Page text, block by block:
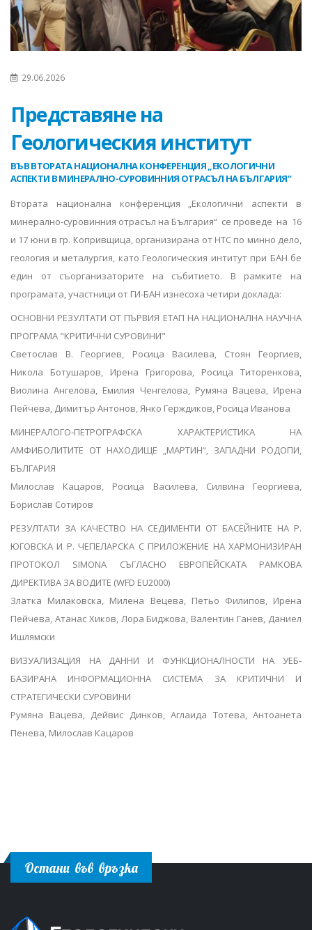
29.06.2026
Представяне на
Геологическия институт
ВЪВ ВТОРАТА НАЦИОНАЛНА КОНФЕРЕНЦИЯ „ЕКОЛОГИЧНИ
АСПЕКТИ В МИНЕРАЛНО-СУРОВИННИЯ ОТРАСЪЛ НА БЪЛГАРИЯ“
Втората национална конференция „Екологични аспекти в
минерално-суровинния отрасъл на България“ се проведе на 16
и 17 юни в гр. Копривщица, организирана от НТС по минно дело,
геология и металургия, като Геологическия интитут при БАН бе
един от съорганизаторите на събитието. В рамките на
програмата, участници от ГИ-БАН изнесоха четири доклада:
ОСНОВНИ РЕЗУЛТАТИ ОТ ПЪРВИЯ ЕТАП НА НАЦИОНАЛНА НАУЧНА
ПРОГРАМА "КРИТИЧНИ СУРОВИНИ"
Светослав В. Георгиев, Росица Василева, Стоян Георгиев,
Никола Ботушаров, Ирена Григорова, Росица Титоренкова,
Виолина Ангелова, Емилия Ченгелова, Румяна Вацева, Ирена
Пейчева, Димитър Антонов, Янко Герждиков, Росица Иванова
МИНЕРАЛОГО‐ПЕТРОГРАФСКА ХАРАКТЕРИСТИКА НА
АМФИБОЛИТИТЕ ОТ НАХОДИЩЕ „МАРТИН“, ЗАПАДНИ РОДОПИ,
БЪЛГАРИЯ
Милослав Кацаров, Росица Василева, Силвина Георгиева,
Борислав Сотиров
РЕЗУЛТАТИ ЗА КАЧЕСТВО НА СЕДИМЕНТИ ОТ БАСЕЙНИТЕ НА Р.
ЮГОВСКА И Р. ЧЕПЕЛАРСКА С ПРИЛОЖЕНИЕ НА ХАРМОНИЗИРАН
ПРОТОКОЛ SIMONA СЪГЛАСНО ЕВРОПЕЙСКАТА РАМКОВА
ДИРЕКТИВА ЗА ВОДИТЕ (WFD EU2000)
Златка Милаковска, Милена Вецева, Петьо Филипов, Ирена
Пейчева, Атанас Хиков, Лора Биджова, Валентин Ганев, Даниел
Ишлямски
ВИЗУАЛИЗАЦИЯ НА ДАННИ И ФУНКЦИОНАЛНОСТИ НА УЕБ‐
БАЗИРАНА ИНФОРМАЦИОННА СИСТЕМА ЗА КРИТИЧНИ И
СТРАТЕГИЧЕСКИ СУРОВИНИ
Румяна Вацева, Дейвис Динков, Аглаида Тотева, Антоанета
Пенева, Милослав Кацаров
Остани във връзка